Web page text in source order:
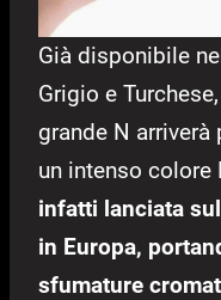
Già disponibile
Grigio e
grande N
un intenso colore
infatti lanciata
in Europa,
sfumature